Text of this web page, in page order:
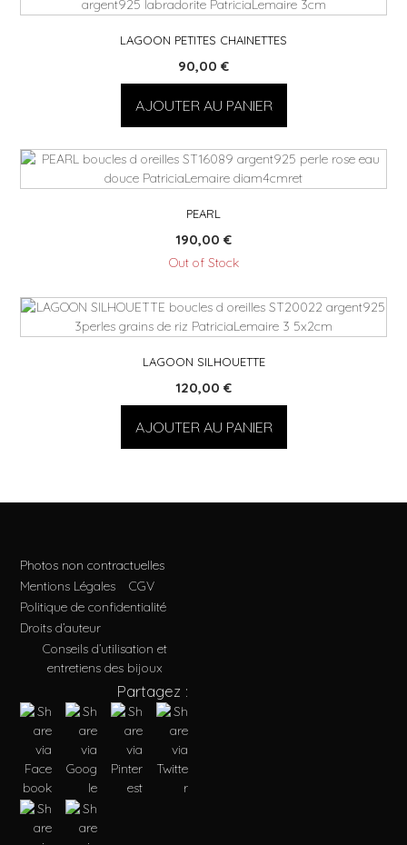
LAGOON PETITES CHAINETTES
90,00 €
AJOUTER AU PANIER
PEARL
190,00 €
Out of Stock
LAGOON SILHOUETTE
120,00 €
AJOUTER AU PANIER
Photos non contractuelles
Mentions Légales
CGV
Politique de confidentialité
Droits d’auteur
Conseils d’utilisation et
entretiens des bijoux
Partagez :